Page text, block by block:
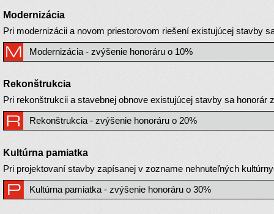
Modernizácia
Pri modernizácii a novom priestorovom riešení existujúcej stavby
Modernizácia - zvýšenie honoráru o 10%
Rekonštrukcia
Pri rekonštrukcii a stavebnej obnove existujúcej
Rekonštrukcia - zvýšenie honoráru o 20%
Kultúrna pamiatka
Pri projektovaní stavby zapísanej v zozname nehnuteľných
Kultúrna pamiatka - zvýšenie honoráru o 30%